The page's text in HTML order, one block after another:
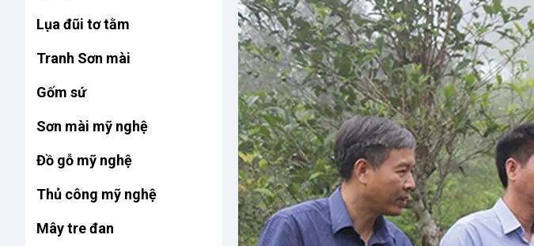
Lụa đũi tơ tằm
Tranh Sơn mài
Gốm sứ
Sơn mài mỹ nghệ
Đồ gỗ mỹ nghệ
Thủ công mỹ nghệ
Mây tre đan